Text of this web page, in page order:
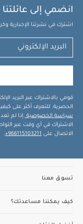
انضمي إلى عائلتنا
اشترك في نشرتنا الإخبارية
قومي بالاشتراك عبر البريد
الحصرية. للتعرف أكثر على
سياسة الخصوصية .إذا لم
الاشتراك في أي وقت عبر
الاتصال على 966115103211+
.
تسوق معنا
كيف يمكننا مساعدتك؟